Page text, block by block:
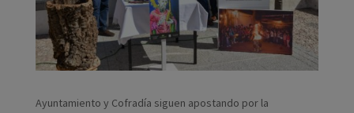
Ayuntamiento y Cofradía siguen apostando por la